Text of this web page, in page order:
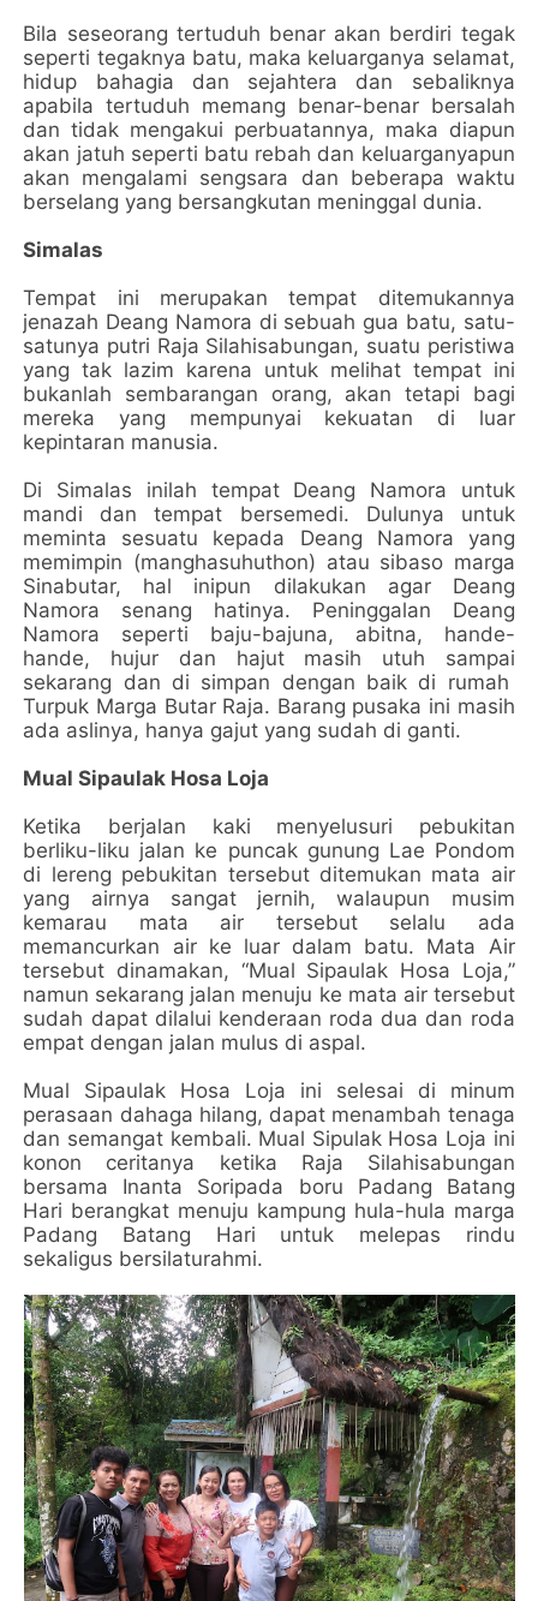
Bila seseorang tertuduh benar akan berdiri tegak
seperti tegaknya batu, maka keluarganya selamat,
hidup bahagia dan sejahtera dan sebaliknya
apabila tertuduh memang benar-benar bersalah
dan tidak mengakui perbuatannya, maka diapun
akan jatuh seperti batu rebah dan keluarganyapun
akan mengalami sengsara dan beberapa waktu
berselang yang bersangkutan meninggal dunia.
Simalas
Tempat ini merupakan tempat ditemukannya
jenazah Deang Namora di sebuah gua batu, satu-
satunya putri Raja Silahisabungan, suatu peristiwa
yang tak lazim karena untuk melihat tempat ini
bukanlah sembarangan orang, akan tetapi bagi
mereka yang mempunyai kekuatan di luar
kepintaran manusia.
Di Simalas inilah tempat Deang Namora untuk
mandi dan tempat bersemedi. Dulunya untuk
meminta sesuatu kepada Deang Namora yang
memimpin (manghasuhuthon) atau sibaso marga
Sinabutar, hal inipun dilakukan agar Deang
Namora senang hatinya. Peninggalan Deang
Namora seperti baju-bajuna, abitna, hande-
hande, hujur dan hajut masih utuh sampai
sekarang dan di simpan dengan baik di rumah
Turpuk Marga Butar Raja. Barang pusaka ini masih
ada aslinya, hanya gajut yang sudah di ganti.
Mual Sipaulak Hosa Loja
Ketika berjalan kaki menyelusuri pebukitan
berliku-liku jalan ke puncak gunung Lae Pondom
di lereng pebukitan tersebut ditemukan mata air
yang airnya sangat jernih, walaupun musim
kemarau mata air tersebut selalu ada
memancurkan air ke luar dalam batu. Mata Air
tersebut dinamakan, “Mual Sipaulak Hosa Loja,”
namun sekarang jalan menuju ke mata air tersebut
sudah dapat dilalui kenderaan roda dua dan roda
empat dengan jalan mulus di aspal.
Mual Sipaulak Hosa Loja ini selesai di minum
perasaan dahaga hilang, dapat menambah tenaga
dan semangat kembali. Mual Sipulak Hosa Loja ini
konon ceritanya ketika Raja Silahisabungan
bersama Inanta Soripada boru Padang Batang
Hari berangkat menuju kampung hula-hula marga
Padang Batang Hari untuk melepas rindu
sekaligus bersilaturahmi.